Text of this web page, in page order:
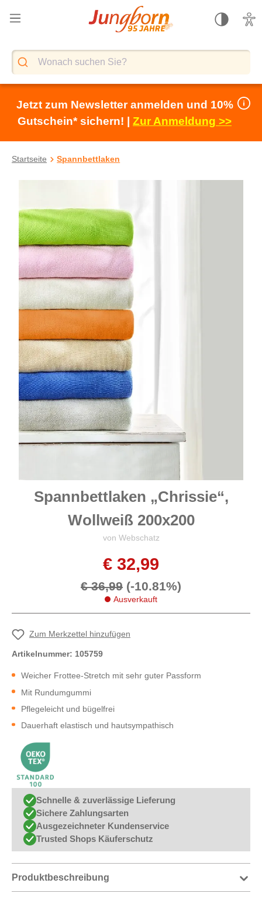
springen
Jetzt zum Newsletter anmelden und 10%
Gutschein* sichern! | Zur Anmeldung >>
Startseite Spannbettlaken
Spannbettlaken „Chrissie“,
Wollweiß 200x200
von Webschatz
€ 32,99
€ 36,99 (-10.81%)
Ausverkauft
Zum Merkzettel hinzufügen
Artikelnummer: 105759
Weicher Frottee-Stretch mit sehr guter Passform
Mit Rundumgummi
Pflegeleicht und bügelfrei
Dauerhaft elastisch und hautsympathisch
Schnelle & zuverlässige Lieferung
Sichere Zahlungsarten
Ausgezeichneter Kundenservice
Trusted Shops Käuferschutz
Produktbeschreibung